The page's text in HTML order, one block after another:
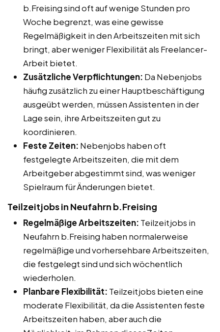
b.Freising sind oft auf wenige Stunden pro
Woche begrenzt, was eine gewisse
Regelmäßigkeit in den Arbeitszeiten mit sich
bringt, aber weniger Flexibilität als Freelancer-
Arbeit bietet.
Zusätzliche Verpflichtungen: Da Nebenjobs
häufig zusätzlich zu einer Hauptbeschäftigung
ausgeübt werden, müssen Assistenten in der
Lage sein, ihre Arbeitszeiten gut zu
koordinieren.
Feste Zeiten: Nebenjobs haben oft
festgelegte Arbeitszeiten, die mit dem
Arbeitgeber abgestimmt sind, was weniger
Spielraum für Änderungen bietet.
Teilzeitjobs in Neufahrn b.Freising
Regelmäßige Arbeitszeiten: Teilzeitjobs in
Neufahrn b.Freising haben normalerweise
regelmäßige und vorhersehbare Arbeitszeiten,
die festgelegt sind und sich wöchentlich
wiederholen.
Planbare Flexibilität: Teilzeitjobs bieten eine
moderate Flexibilität, da die Assistenten feste
Arbeitszeiten haben, aber auch die